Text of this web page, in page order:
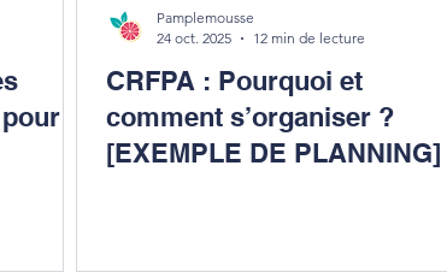
CRFPA : Pourquoi et
comment s’organiser ?
[EXEMPLE DE PLANNING]
Pamplemousse
24 oct. 2025
12 min de lecture